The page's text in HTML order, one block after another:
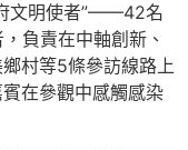
文明使者”——42名
負責在中軸創新、
村等5條參訪線路上
在參觀中感觸感染